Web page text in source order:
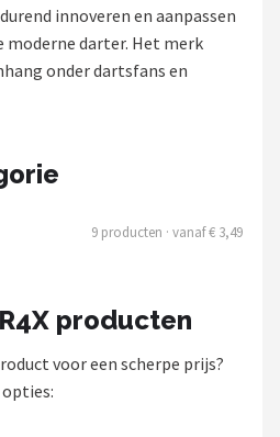
innoveren en aanpassen
moderne darter. Het merk
onder dartsfans en
9 producten · vanaf € 3,49
producten
voor een scherpe prijs?